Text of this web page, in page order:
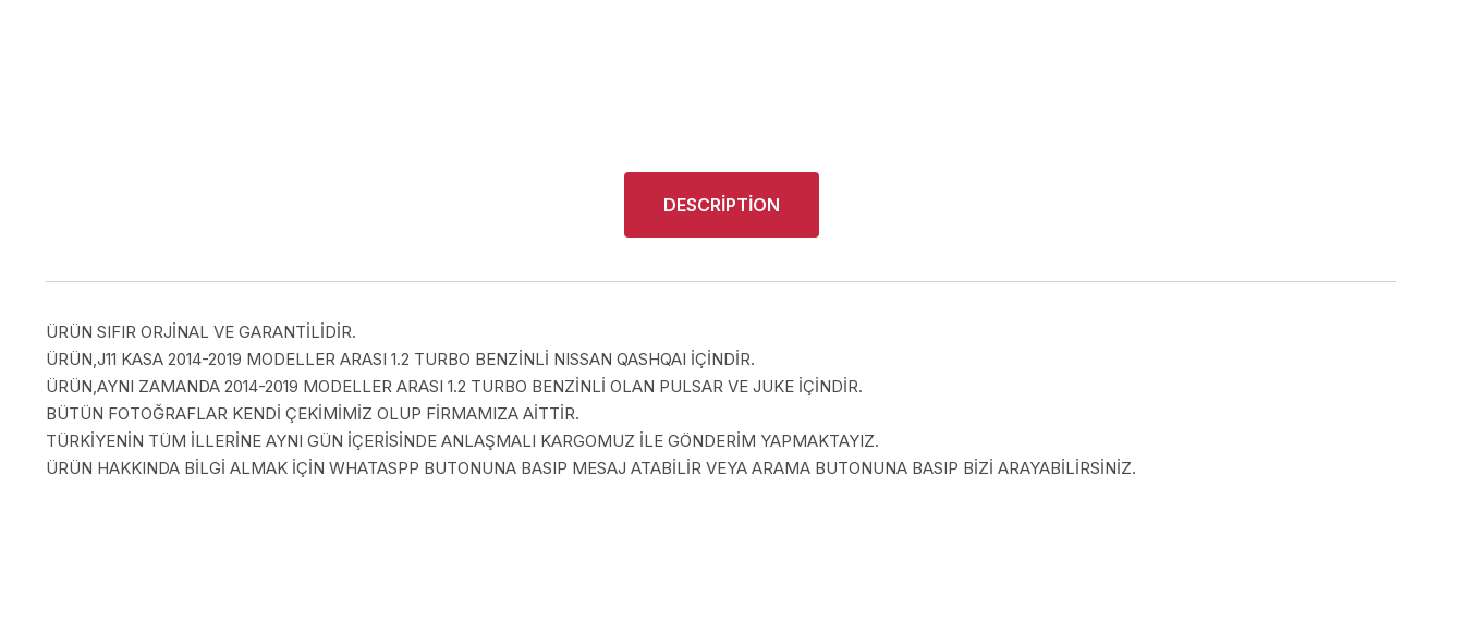
DESCRIPTION
ÜRÜN SIFIR ORJİNAL VE GARANTİLİDİR.
ÜRÜN,J11 KASA 2014-2019 MODELLER ARASI 1.2 TURBO BENZİNLİ NISSAN QASHQAI İÇİNDİR.
ÜRÜN,AYNI ZAMANDA 2014-2019 MODELLER ARASI 1.2 TURBO BENZİNLİ OLAN PULSAR VE JUKE İÇİNDİR.
BÜTÜN FOTOĞRAFLAR KENDİ ÇEKİMİMİZ OLUP FİRMAMIZA AİTTİR.
TÜRKİYENİN TÜM İLLERİNE AYNI GÜN İÇERİSİNDE ANLAŞMALI KARGOMUZ İLE GÖNDERİM YAPMAKTAYIZ.
ÜRÜN HAKKINDA BİLGİ ALMAK İÇİN WHATASPP BUTONUNA BASIP MESAJ ATABİLİR VEYA ARAMA BUTONUNA BASIP BİZİ ARAYABİLİRSİNİZ.